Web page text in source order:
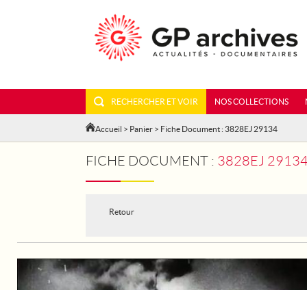
RECHERCHER ET VOIR NOS COLLECTIONS
Accueil > Panier > Fiche Document : 3828EJ 29134
FICHE DOCUMENT : 3828EJ 29134 - LE TOUR DE
Retour